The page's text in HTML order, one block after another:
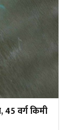
वर्ग किमी